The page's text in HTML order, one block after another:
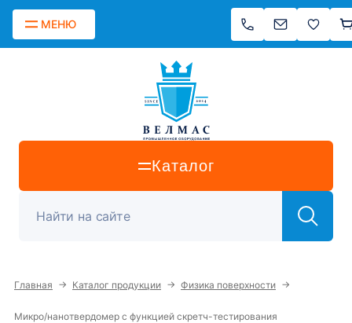
МЕНЮ
Каталог
Главная → Каталог продукции → Физика поверхности →
Микро/нанотвердомер с функцией скретч-тестирования